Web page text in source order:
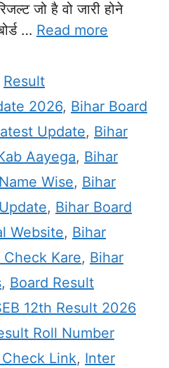
जो है वो जारी होने
… Read more
Result
2026, Bihar Board
Update, Bihar
Aayega, Bihar
Wise, Bihar
, Bihar Board
Website, Bihar
Check Kare, Bihar
, Board Result
12th Result 2026
Roll Number
Check Link, Inter